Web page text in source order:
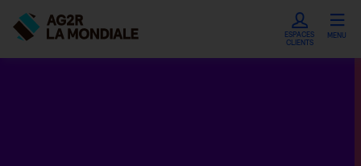
ESPACES
CLIENTS
MENU